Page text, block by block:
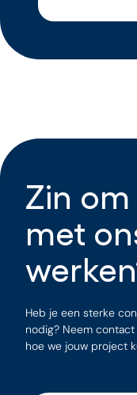
Zin om
met
Heb je een sterke
nodig? Neem
hoe we jouw project